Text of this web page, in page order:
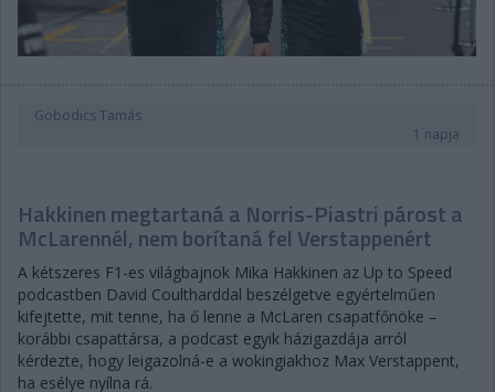
Gobodics Tamás
1 napja
Hakkinen megtartaná a Norris-Piastri párost a
McLarennél, nem borítaná fel Verstappenért
A kétszeres F1-es világbajnok Mika Hakkinen az Up to Speed
podcastben David Coultharddal beszélgetve egyértelműen
kifejtette, mit tenne, ha ő lenne a McLaren csapatfőnöke –
korábbi csapattársa, a podcast egyik házigazdája arról
kérdezte, hogy leigazolná-e a wokingiakhoz Max Verstappent,
ha esélye nyílna rá.